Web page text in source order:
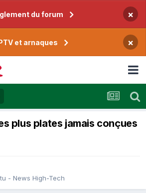
du forum ×
et arnaques ×
plus plates jamais conçues
- News High-Tech